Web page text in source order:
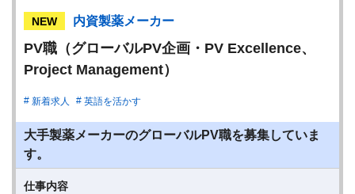
NEW 内資製薬メーカー
PV職（グローバルPV企画・PV Excellence、
Project Management）
新着求人 英語を活かす
大手製薬メーカーのグローバルPV職を募集していま
す。
仕事内容